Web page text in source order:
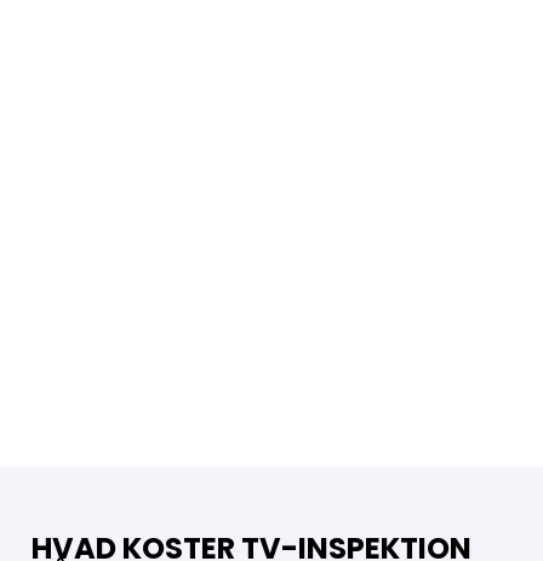
HVAD KOSTER TV-INSPEKTION